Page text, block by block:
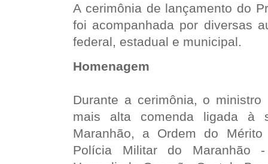
A cerimônia de lançamento do
foi acompanhada por diversas
federal, estadual e municipal.
Homenagem
Durante a cerimônia, o
mais alta comenda ligada à
Maranhão, a Ordem do
Polícia Militar do Maranhão